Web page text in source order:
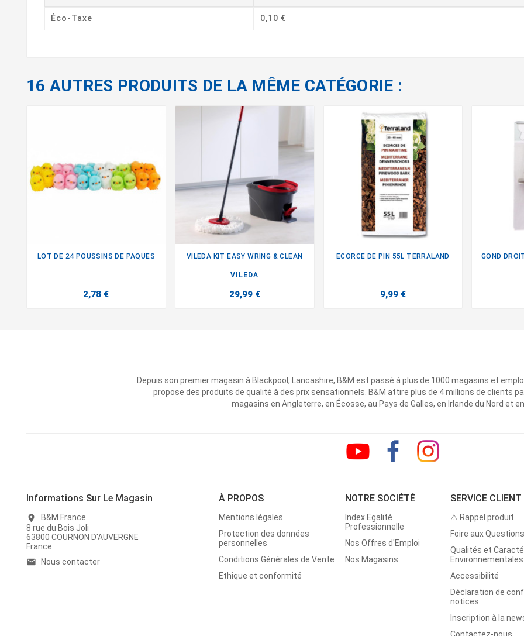
Éco-Taxe 0,10 €
16 AUTRES PRODUITS DE LA MÊME CATÉGORIE :
LOT DE 24 POUSSINS DE PAQUES
2,78 €
VILEDA KIT EASY WRING & CLEAN
VILEDA
29,99 €
ECORCE DE PIN 55L TERRALAND
9,99 €
GOND
Depuis son premier magasin à Blackpool, Lancashire, B&M est passé à plus de 1000 magasins et
propose des produits de qualité à des prix sensationnels. B&M attire plus de 4 millions de clients
magasins en Angleterre, en Écosse, au Pays de Galles, en Irlande du Nord et
Informations Sur Le Magasin
location_on
B&M France
8 rue du Bois Joli
63800 COURNON D'AUVERGNE
France
email Nous contacter
À PROPOS
Mentions légales
Protection des données
personnelles
Conditions Générales de Vente
Ethique et conformité
NOTRE SOCIÉTÉ
Index Egalité
Professionnelle
Nos Offres d'Emploi
Nos Magasins
SERVICE CLIENT
⚠ Rappel produit
Foire aux
Qualités et
Environnementales
Accessibilité
Déclaration de
notices
Inscription à la
Contactez-nous